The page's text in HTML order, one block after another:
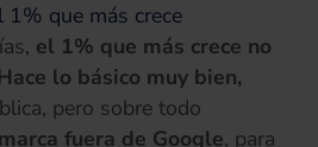
que más crece
el 1% que más crece no
lo básico muy bien,
pero sobre todo
marca fuera de Google, para